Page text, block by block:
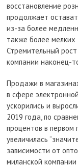
восстановление
продолжает
из-за более
также более мелких
Стремительный
компании наконец-
Продажи в
в сфере
ускорились и
2019 года, по
процентов в первом
увеличилась
зависимости от
миланской